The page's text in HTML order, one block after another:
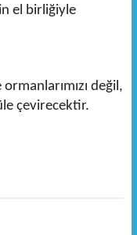
el birliğiyle
değil,
çevirecektir.